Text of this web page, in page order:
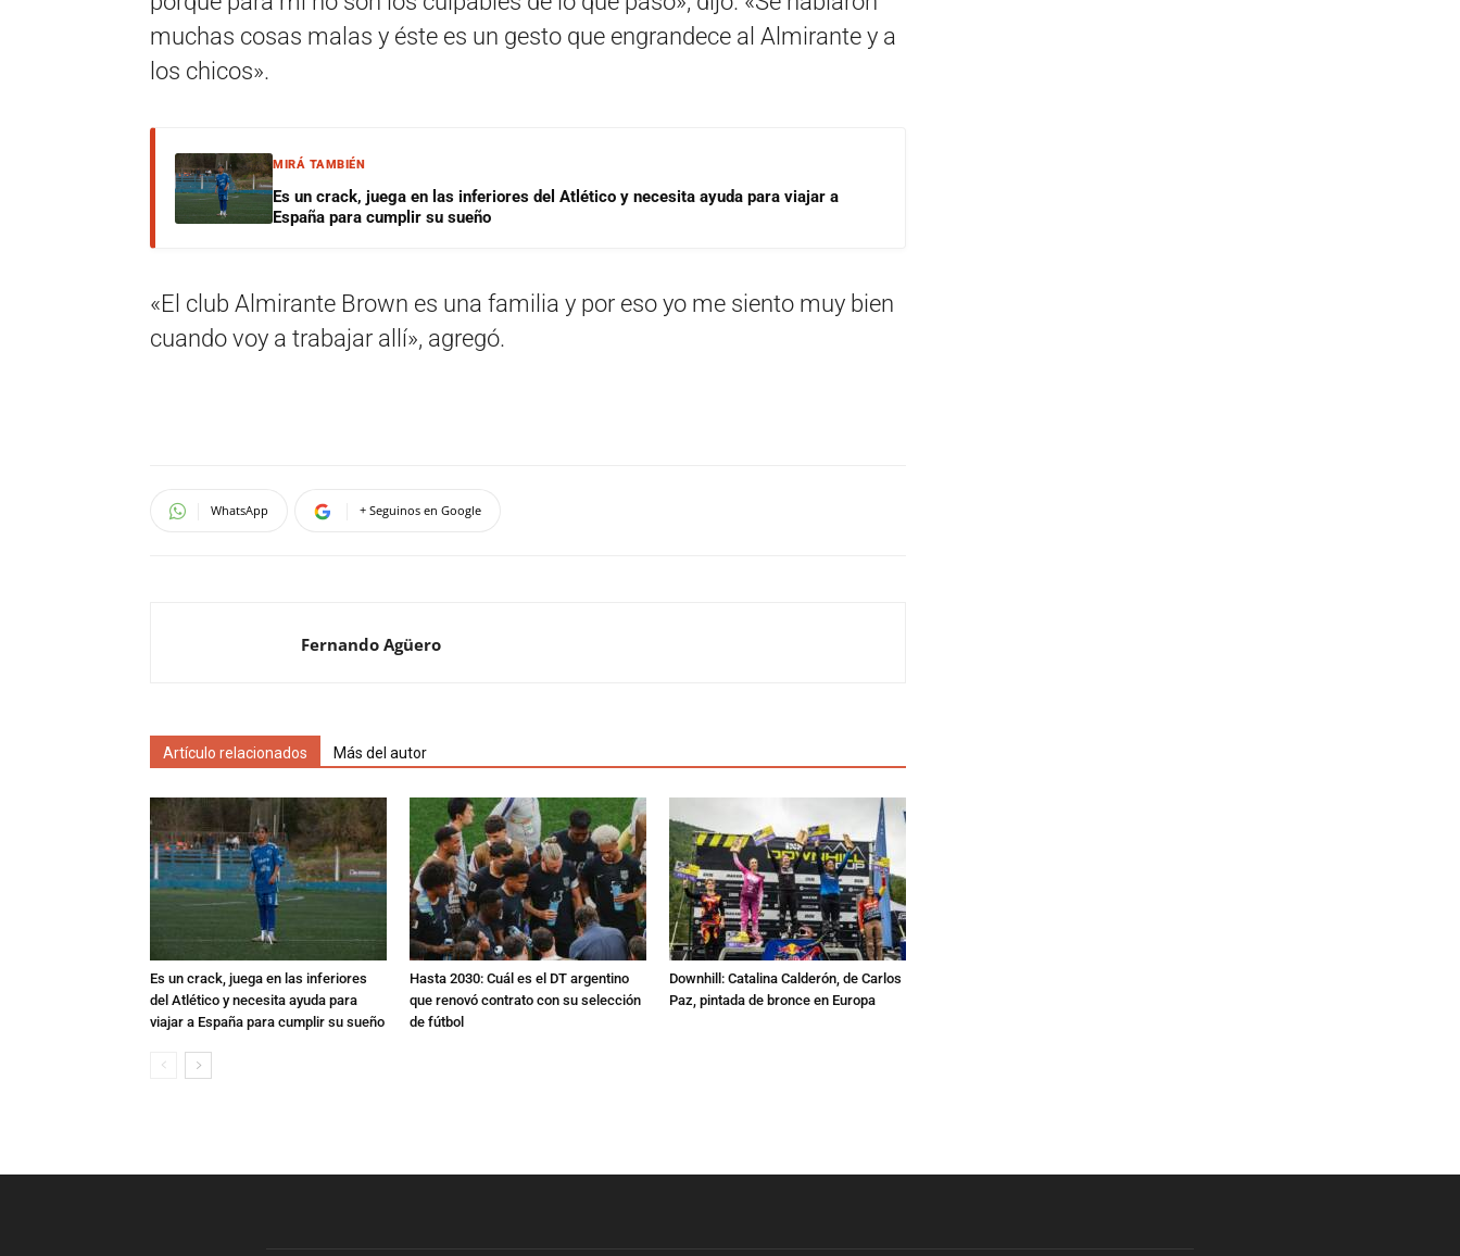
muchas cosas malas y éste es un gesto que engrandece al Almirante y a
los chicos».
MIRÁ TAMBIÉN
Es un crack, juega en las inferiores del Atlético y necesita ayuda para viajar a
España para cumplir su sueño
«El club Almirante Brown es una familia y por eso yo me siento muy bien
cuando voy a trabajar allí», agregó.
WhatsApp + Seguinos en Google
Fernando Agüero
Artículo relacionados Más del autor
Es un crack, juega en las inferiores
del Atlético y necesita ayuda para
viajar a España para cumplir su sueño
Hasta 2030: Cuál es el DT argentino
que renovó contrato con su selección
de fútbol
Downhill: Catalina Calderón, de Carlos
Paz, pintada de bronce en Europa